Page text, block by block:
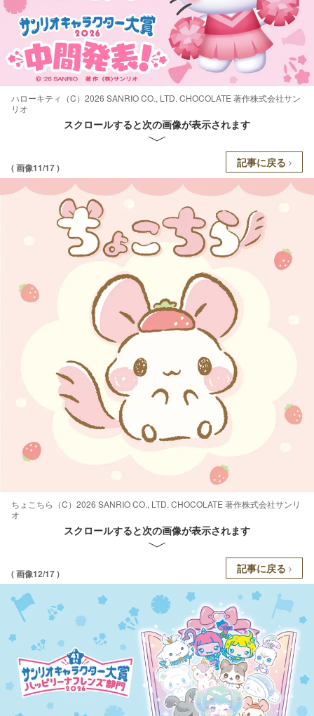
ハローキティ（C）2026 SANRIO CO., LTD. CHOCOLATE 著作株式会社サン
リオ
スクロールすると次の画像が表示されます
( 画像11/17 ) 記事に戻る
ちょこちら（C）2026 SANRIO CO., LTD. CHOCOLATE 著作株式会社サンリ
オ
スクロールすると次の画像が表示されます
( 画像12/17 ) 記事に戻る